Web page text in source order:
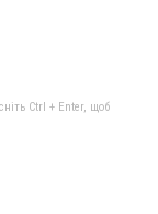
Ctrl + Enter, щоб